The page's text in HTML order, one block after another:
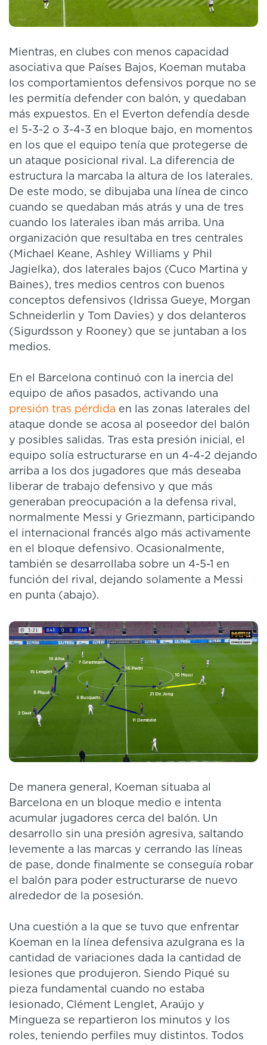
Mientras, en clubes con menos capacidad
asociativa que Países Bajos, Koeman mutaba
los comportamientos defensivos porque no se
les permitía defender con balón, y quedaban
más expuestos. En el Everton defendía desde
el 5-3-2 o 3-4-3 en bloque bajo, en momentos
en los que el equipo tenía que protegerse de
un ataque posicional rival. La diferencia de
estructura la marcaba la altura de los laterales.
De este modo, se dibujaba una línea de cinco
cuando se quedaban más atrás y una de tres
cuando los laterales iban más arriba. Una
organización que resultaba en tres centrales
(Michael Keane, Ashley Williams y Phil
Jagielka), dos laterales bajos (Cuco Martina y
Baines), tres medios centros con buenos
conceptos defensivos (Idrissa Gueye, Morgan
Schneiderlin y Tom Davies) y dos delanteros
(Sigurdsson y Rooney) que se juntaban a los
medios.
En el Barcelona continuó con la inercia del
equipo de años pasados, activando una
presión tras pérdida en las zonas laterales del
ataque donde se acosa al poseedor del balón
y posibles salidas. Tras esta presión inicial, el
equipo solía estructurarse en un 4-4-2 dejando
arriba a los dos jugadores que más deseaba
liberar de trabajo defensivo y que más
generaban preocupación a la defensa rival,
normalmente Messi y Griezmann, participando
el internacional francés algo más activamente
en el bloque defensivo. Ocasionalmente,
también se desarrollaba sobre un 4-5-1 en
función del rival, dejando solamente a Messi
en punta (abajo).
De manera general, Koeman situaba al
Barcelona en un bloque medio e intenta
acumular jugadores cerca del balón. Un
desarrollo sin una presión agresiva, saltando
levemente a las marcas y cerrando las líneas
de pase, donde finalmente se conseguía robar
el balón para poder estructurarse de nuevo
alrededor de la posesión.
Una cuestión a la que se tuvo que enfrentar
Koeman en la línea defensiva azulgrana es la
cantidad de variaciones dada la cantidad de
lesiones que produjeron. Siendo Piqué su
pieza fundamental cuando no estaba
lesionado, Clément Lenglet, Araújo y
Mingueza se repartieron los minutos y los
roles, teniendo perfiles muy distintos. Todos